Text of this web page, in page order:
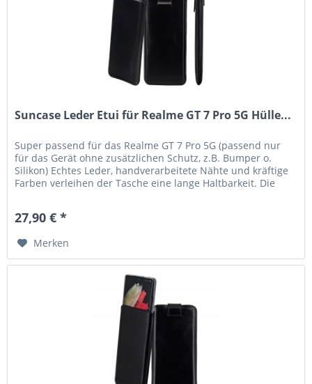
Suncase Leder Etui für Realme GT 7 Pro 5G Hülle...
Super passend für das Realme GT 7 Pro 5G (passend nur
für das Gerät ohne zusätzlichen Schutz, z.B. Bumper o.
Silikon) Echtes Leder, handverarbeitete Nähte und kräftige
Farben verleihen der Tasche eine lange Haltbarkeit. Die
27,90 € *
Merken